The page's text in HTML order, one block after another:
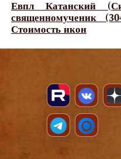
Евпл Катанский
священномученик
Стоимость икон